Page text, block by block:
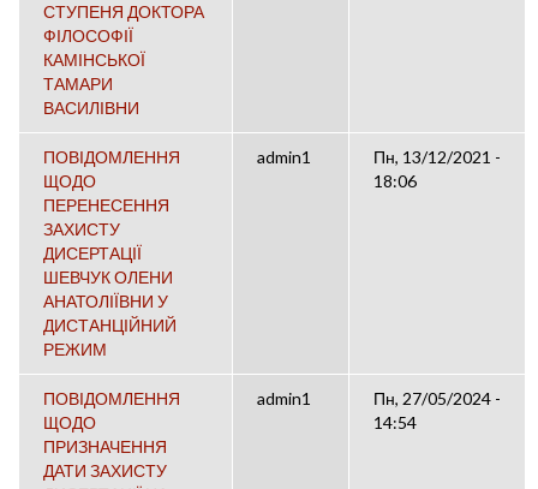
СТУПЕНЯ ДОКТОРА
ФІЛОСОФІЇ
КАМІНСЬКОЇ
ТАМАРИ
ВАСИЛІВНИ
ПОВІДОМЛЕННЯ
ЩОДО
ПЕРЕНЕСЕННЯ
ЗАХИСТУ
ДИСЕРТАЦІЇ
ШЕВЧУК ОЛЕНИ
АНАТОЛІЇВНИ У
ДИСТАНЦІЙНИЙ
РЕЖИМ
admin1
Пн, 13/12/2021 -
18:06
ПОВІДОМЛЕННЯ
ЩОДО
ПРИЗНАЧЕННЯ
ДАТИ ЗАХИСТУ
admin1
Пн, 27/05/2024 -
14:54